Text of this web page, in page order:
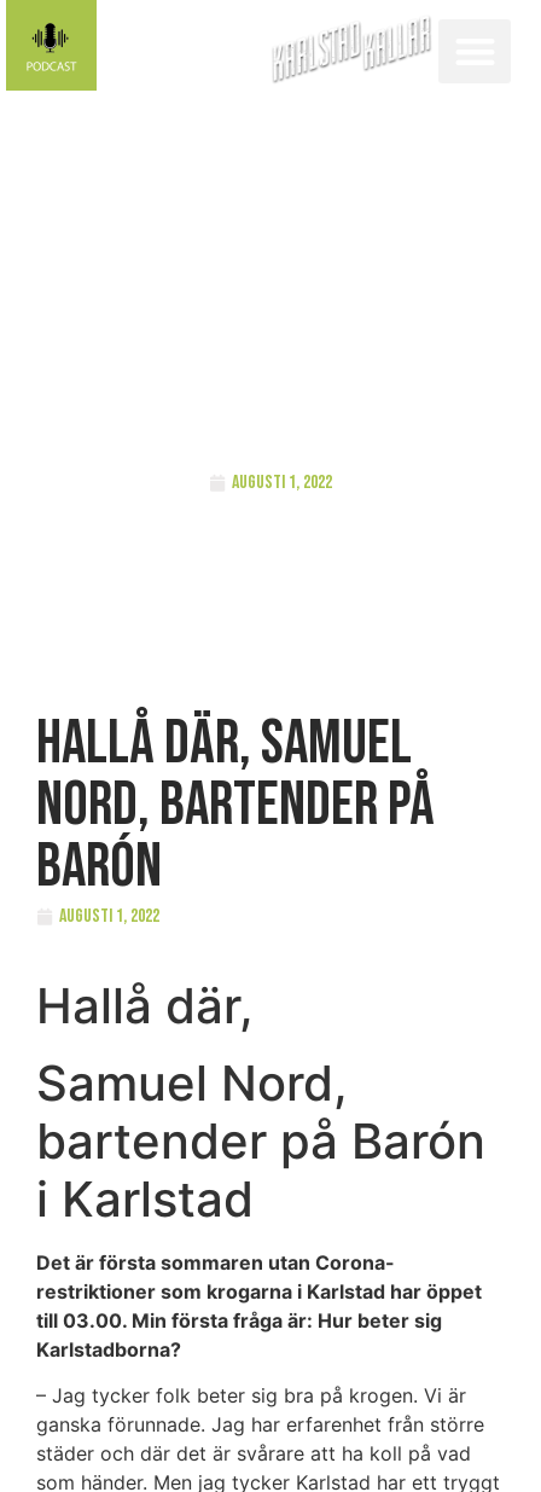
augusti 1, 2022
Hallå där, Samuel
Nord, bartender på
Barón
augusti 1, 2022
Hallå där,
Samuel Nord,
bartender på Barón
i Karlstad
Det är första sommaren utan Corona-
restriktioner som krogarna i Karlstad har öppet
till 03.00. Min första fråga är: Hur beter sig
Karlstadborna?
– Jag tycker folk beter sig bra på krogen. Vi är
ganska förunnade. Jag har erfarenhet från större
städer och där det är svårare att ha koll på vad
som händer. Men jag tycker Karlstad har ett tryggt